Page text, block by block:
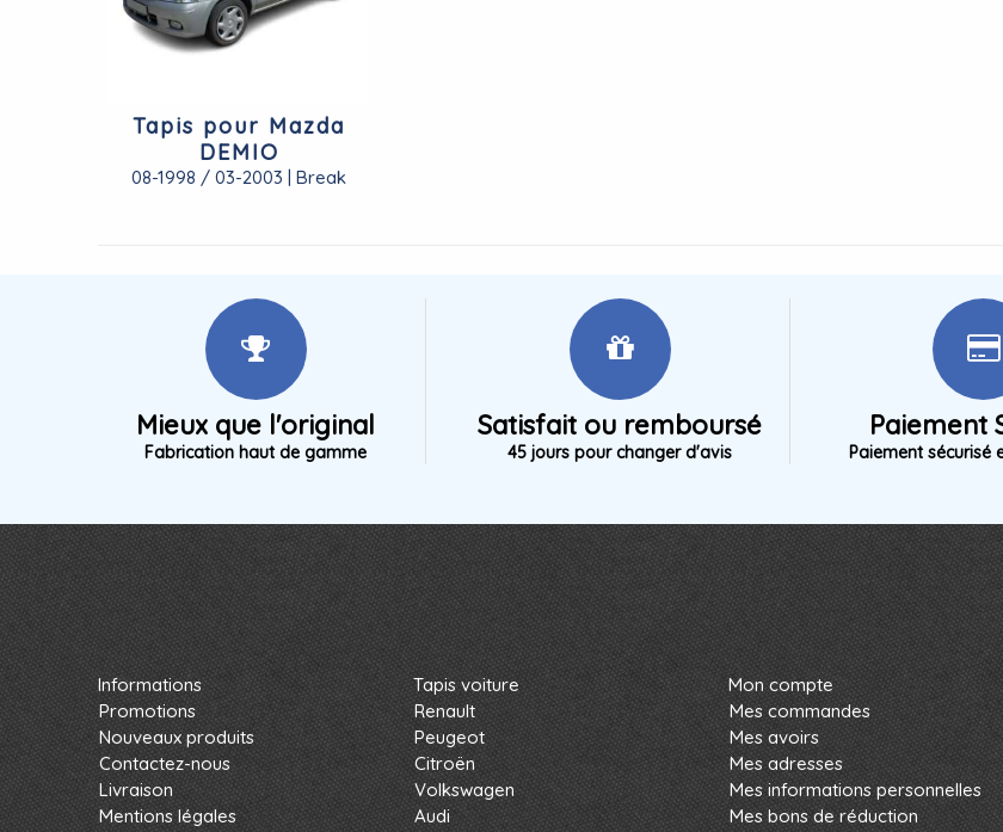
Tapis pour Mazda
DEMIO
08-1998 / 03-2003 | Break
Mieux que l'original
Fabrication haut de gamme
Satisfait ou remboursé
45 jours pour changer d'avis
Paiement
Paiement sécurisé
Informations
Promotions
Nouveaux produits
Contactez-nous
Livraison
Mentions légales
Tapis voiture
Renault
Peugeot
Citroën
Volkswagen
Audi
Mon compte
Mes commandes
Mes avoirs
Mes adresses
Mes informations personnelles
Mes bons de réduction